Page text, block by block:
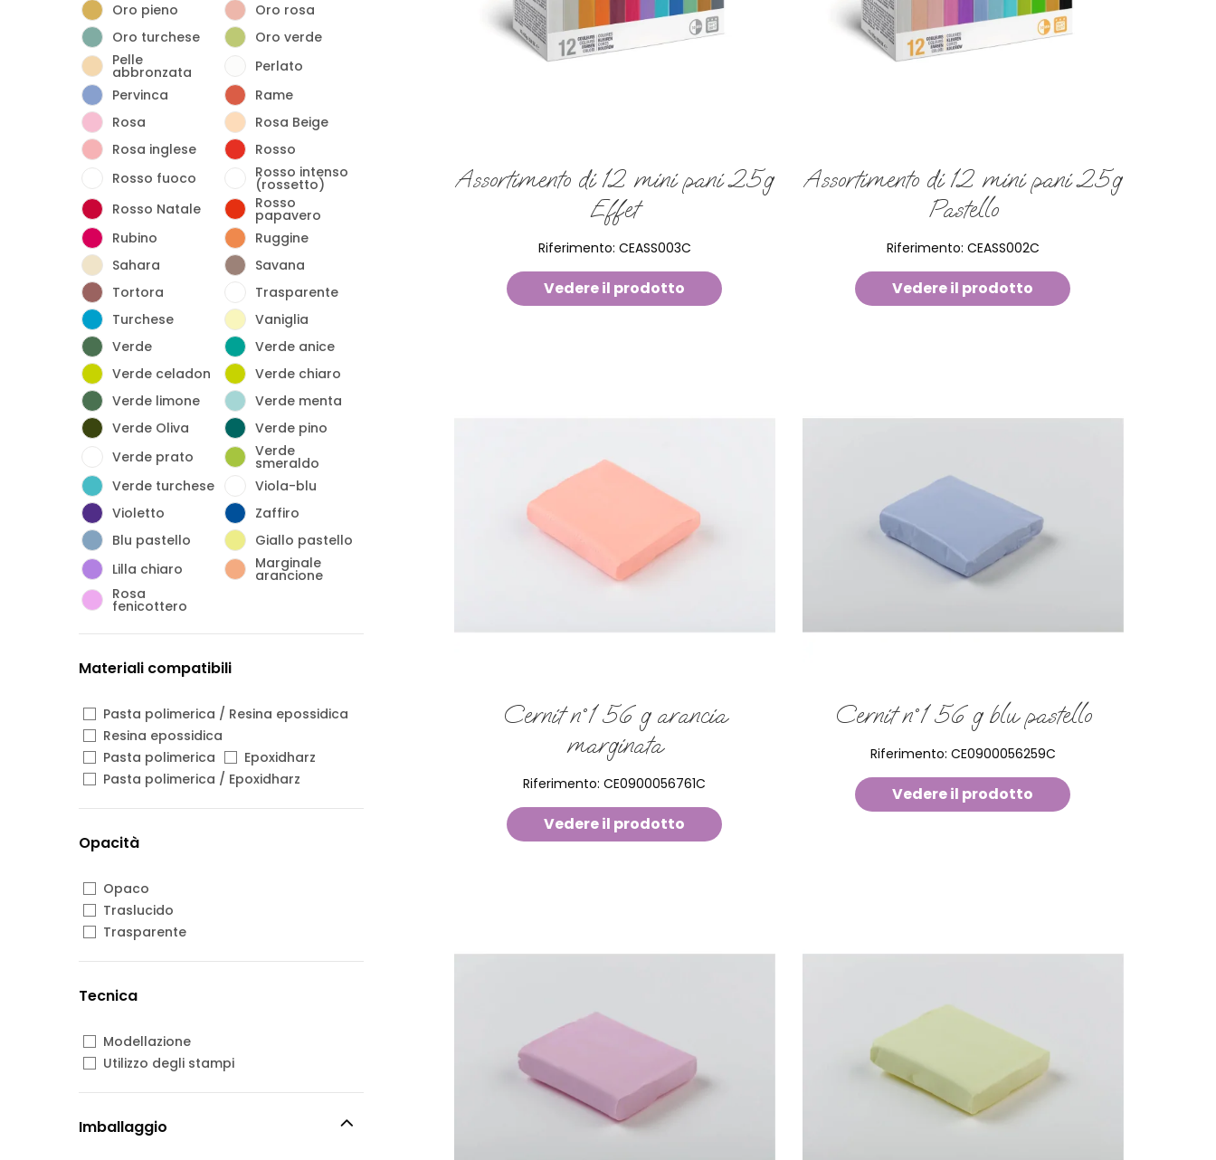
Assortimento di 12 mini pani 25g
Effet
Riferimento: CEASS003C
Vedere il prodotto
Assortimento di 12 mini pani 25g
Pastello
Riferimento: CEASS002C
Vedere il prodotto
Cernit n°1 56 g arancia
marginata
Riferimento:CE0900056761C
Vedere il prodotto
Cernit n°1 56 g blu pastello
Riferimento: CE0900056259C
Vedere il prodotto
Oro pieno
Oro rosa
Oro turchese
Oro verde
Pelle
abbronzata
Perlato
Pervinca
Rame
Rosa
Rosa Beige
Rosa inglese
Rosso
Rosso fuoco
Rosso intenso
(rossetto)
Rosso Natale
Rosso
papavero
Rubino
Ruggine
Sahara
Savana
Tortora
Trasparente
Turchese
Vaniglia
Verde
Verde anice
Verde celadon
Verde chiaro
Verde limone
Verde menta
Verde Oliva
Verde pino
Verde prato
Verde
smeraldo
Verde turchese
Viola-blu
Violetto
Zaffiro
Blu pastello
Giallo pastello
Lilla chiaro
Marginale
arancione
Rosa
fenicottero
Materiali compatibili
Pasta polimerica / Resina epossidica
Resina epossidica
Pasta polimerica
Epoxidharz
Pasta polimerica / Epoxidharz
Opacità
Opaco
Traslucido
Trasparente
Tecnica
Modellazione
Utilizzo degli stampi
Imballaggio